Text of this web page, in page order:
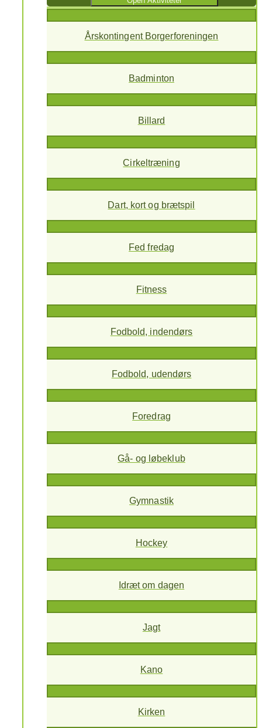
Årskontingent Borgerforeningen
Badminton
Billard
Cirkeltræning
Dart, kort og brætspil
Fed fredag
Fitness
Fodbold, indendørs
Fodbold, udendørs
Foredrag
Gå- og løbeklub
Gymnastik
Hockey
Idræt om dagen
Jagt
Kano
Kirken